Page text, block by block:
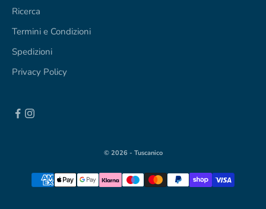
Ricerca
Termini e Condizioni
Spedizioni
Privacy Policy
© 2026 - Tuscanico